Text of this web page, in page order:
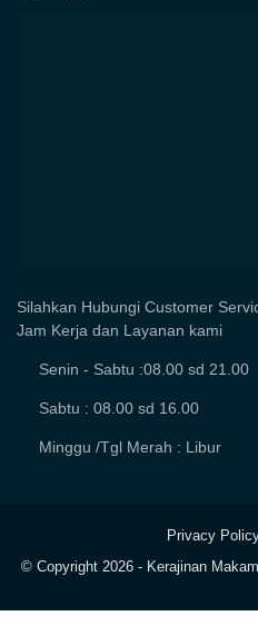
Silahkan Hubungi Customer
Jam Kerja dan Layanan kami
Senin - Sabtu :08.00 sd 21.00
Sabtu : 08.00 sd 16.00
Minggu /Tgl Merah : Libur
Privacy
© Copyright 2026 - Kerajinan